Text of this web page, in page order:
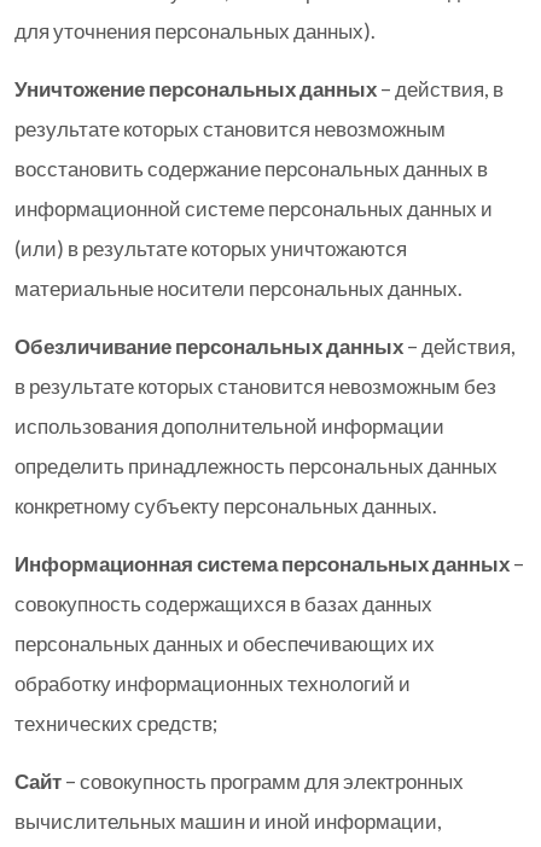
для уточнения персональных данных).
Уничтожение персональных данных– действия, в
результате которых становится невозможным
восстановить содержание персональных данных в
информационной системе персональных данных и
(или) в результате которых уничтожаются
материальные носители персональных данных.
Обезличивание персональных данных– действия,
в результате которых становится невозможным без
использования дополнительной информации
определить принадлежность персональных данных
конкретному субъекту персональных данных.
Информационная система персональных данных–
совокупность содержащихся в базах данных
персональных данных и обеспечивающих их
обработку информационных технологий и
технических средств;
Сайт– совокупность программ для электронных
вычислительных машин и иной информации,